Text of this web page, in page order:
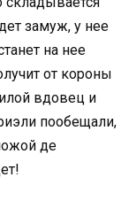
замуж, у нее
на нее
от короны
вдовец и
пообещали,
де